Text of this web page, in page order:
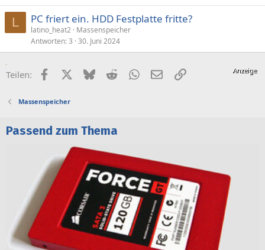
L PC friert ein. HDD Festplatte fritte?
latino_heat2 Massenspeicher
Antworten 3 30. Juni 2024
Teilen: FacebookX (Twitter)
BlueskyRedditWhatsApp
E-MailLink
Massenspeicher
Passend zum Thema